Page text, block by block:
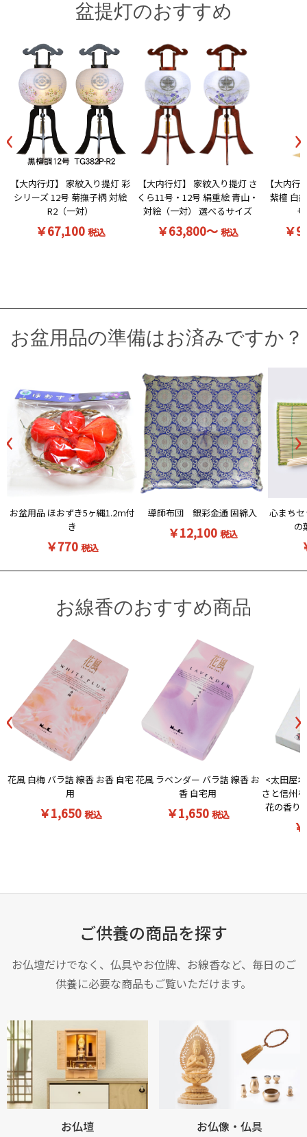
盆提灯のおすすめ
‹
【大内行灯】 家紋入り提灯 彩
シリーズ 12号 菊撫子柄 対絵
R2（一対）
￥67,100 税込
【大内行灯】 家紋入り提灯 さ
くら11号・12号 絹重絵 青山・
対絵（一対） 選べるサイズ
￥63,800～税込
【大内
紫檀 白
￥
›
お盆用品の準備はお済みですか？
‹
お盆用品 ほおずき5ヶ縄1.2ｍ付
き
￥770 税込
導師布団 銀彩金通 固綿入
￥12,100 税込
心まち
の
›
お線香のおすすめ商品
‹
花風 白梅 バラ詰 線香 お香 自宅
用
￥1,650 税込
花風 ラベンダー バラ詰 線香 お
香 自宅用
￥1,650 税込
<太田屋
さと信州
花の香り
›
ご供養の商品を探す
お仏壇だけでなく、仏具やお位牌、お線香など、毎日のご
供養に必要な商品もご覧いただけます。
お仏壇 お仏像・仏具